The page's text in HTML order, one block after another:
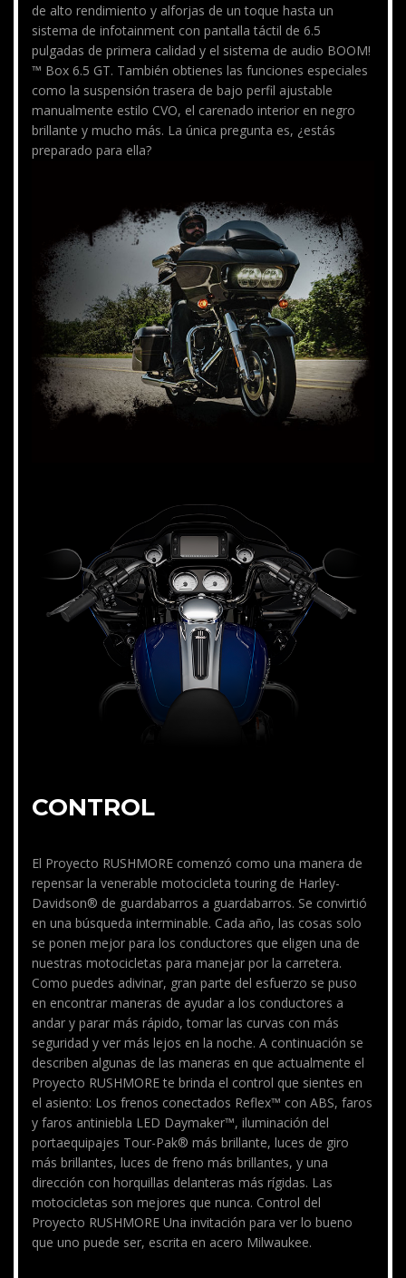
de alto rendimiento y alforjas de un toque hasta un
sistema de infotainment con pantalla táctil de 6.5
pulgadas de primera calidad y el sistema de audio BOOM!
™ Box 6.5 GT. También obtienes las funciones especiales
como la suspensión trasera de bajo perfil ajustable
manualmente estilo CVO, el carenado interior en negro
brillante y mucho más. La única pregunta es, ¿estás
preparado para ella?
CONTROL
El Proyecto RUSHMORE comenzó como una manera de
repensar la venerable motocicleta touring de Harley-
Davidson® de guardabarros a guardabarros. Se convirtió
en una búsqueda interminable. Cada año, las cosas solo
se ponen mejor para los conductores que eligen una de
nuestras motocicletas para manejar por la carretera.
Como puedes adivinar, gran parte del esfuerzo se puso
en encontrar maneras de ayudar a los conductores a
andar y parar más rápido, tomar las curvas con más
seguridad y ver más lejos en la noche. A continuación se
describen algunas de las maneras en que actualmente el
Proyecto RUSHMORE te brinda el control que sientes en
el asiento: Los frenos conectados Reflex™ con ABS, faros
y faros antiniebla LED Daymaker™, iluminación del
portaequipajes Tour-Pak® más brillante, luces de giro
más brillantes, luces de freno más brillantes, y una
dirección con horquillas delanteras más rígidas. Las
motocicletas son mejores que nunca. Control del
Proyecto RUSHMORE Una invitación para ver lo bueno
que uno puede ser, escrita en acero Milwaukee.